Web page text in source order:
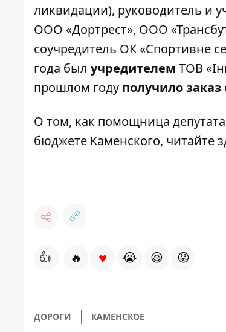
ликвидации), руководитель и
ООО «Дортрест», ООО
соучредитель ОК «Спортивне
года был учредителем ТОВ
прошлом году получило заказ
О том, как помощница
бюджете Каменского, читайте
👍 🔥 ♥ 😭 😆 😡
ДОРОГИ КАМЕНСКОЕ